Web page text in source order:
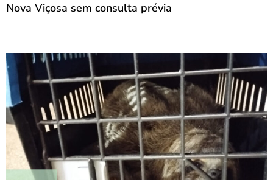
Nova Viçosa sem consulta prévia